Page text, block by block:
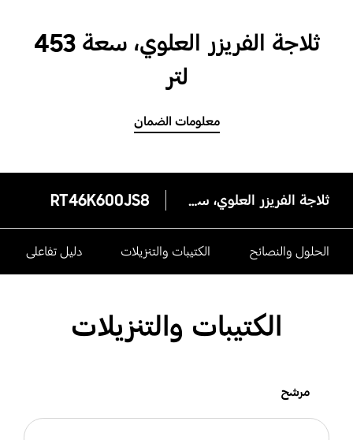
ثلاجة الفريزر العلوي، سعة 453
لتر
معلومات الضمان
ثلاجة الفريزر العلوي، سعة 453 لتر RT46K600JS8
الحلول والنصائح الكتيبات والتنزيلات دليل تفاعلى
الكتيبات والتنزيلات
مرشح